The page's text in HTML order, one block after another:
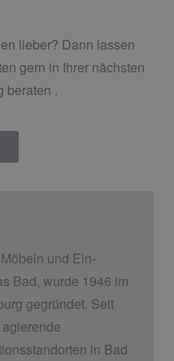
lieber? Dann lassen
gern in Ihrer nächsten
beraten .
und Ein­
Bad, wurde 1946 im
gegründet. Seit
in Bad